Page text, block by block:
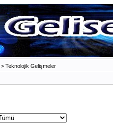
> Teknolojik Gelişmeler